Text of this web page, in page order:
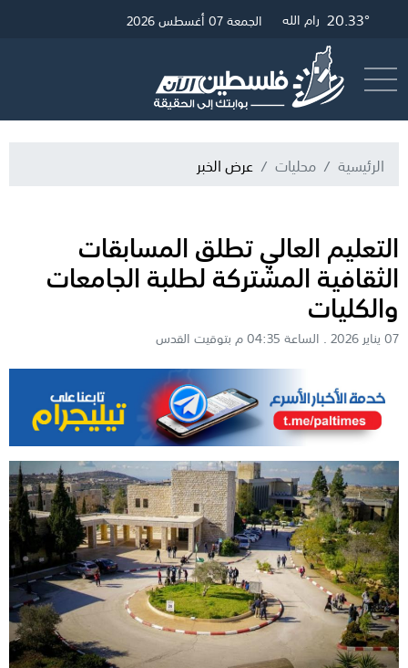
25.42° غزة 20.57° القدس 20.33° رام الله 19.42° الخليل الجمعة 07 أغسطس 2026
الرئيسية محليات عرض الخبر
التعليم العالي تطلق المسابقات
الثقافية المشتركة لطلبة الجامعات
والكليات
07 يناير 2026 . الساعة 04:35 م بتوقيت القدس